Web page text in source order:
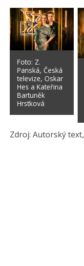
Foto: Z.
Panská, Česká
televize, Oskar
Hes a Kateřina
Bartuněk
Hrstková
Zdroj: Autorský text,